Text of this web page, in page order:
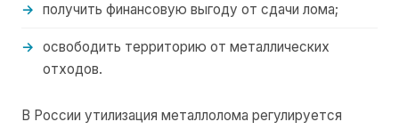
получить финансовую выгоду от сдачи лома;
освободить территорию от металлических
отходов.
В России утилизация металлолома регулируется